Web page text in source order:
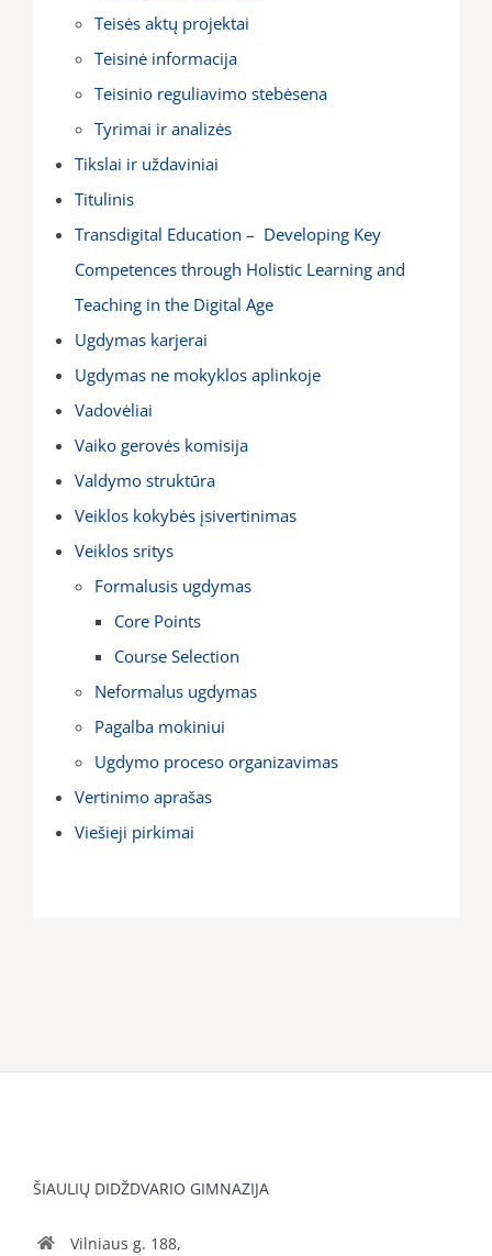
Teisės aktų projektai
Teisinė informacija
Teisinio reguliavimo stebėsena
Tyrimai ir analizės
Tikslai ir uždaviniai
Titulinis
Transdigital Education – Developing Key
Competences through Holistic Learning and
Teaching in the Digital Age
Ugdymas karjerai
Ugdymas ne mokyklos aplinkoje
Vadovėliai
Vaiko gerovės komisija
Valdymo struktūra
Veiklos kokybės įsivertinimas
Veiklos sritys
Formalusis ugdymas
Core Points
Course Selection
Neformalus ugdymas
Pagalba mokiniui
Ugdymo proceso organizavimas
Vertinimo aprašas
Viešieji pirkimai
ŠIAULIŲ DIDŽDVARIO GIMNAZIJA
Vilniaus g. 188,